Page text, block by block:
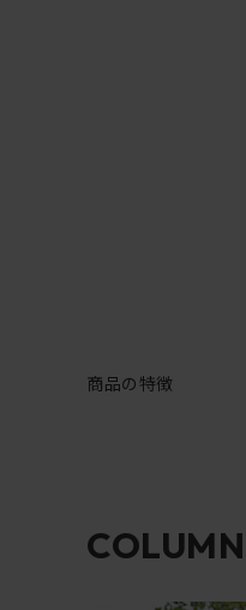
商品の特徴
COLUMN